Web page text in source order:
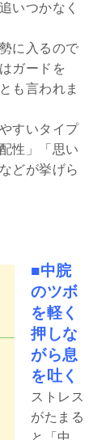
いつかなく
に入るので
ガードを
も言われま
すいタイプ
性」「思い
どが挙げら
■中脘
のツボ
を軽く
押しな
がら息
を吐く
ストレス
がたまる